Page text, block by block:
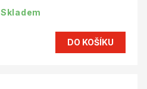
Skladem
DO KOŠÍKU